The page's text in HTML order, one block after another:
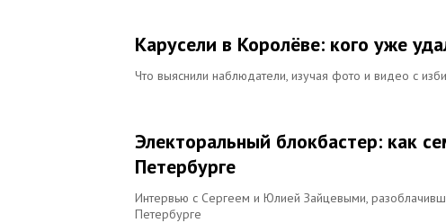
Карусели в Королёве: кого уже
Что выяснили наблюдатели, изучая фото и видео с
Электоральный блокбастер: как
Петербурге
Интервью с Сергеем и Юлией Зайцевыми,
Петербурге